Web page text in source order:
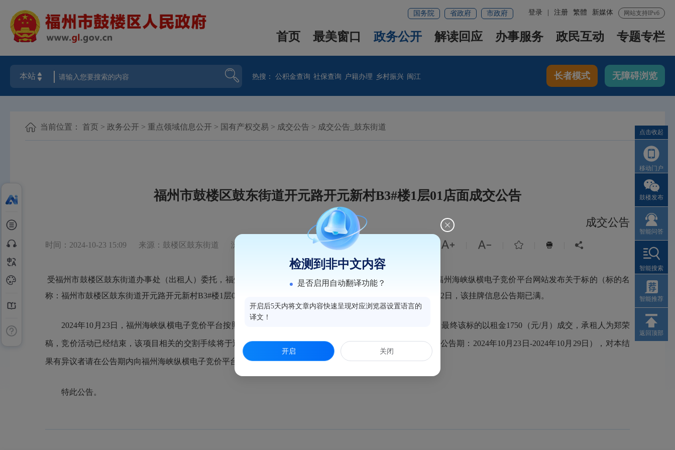
网站支持IPv6
新媒体
繁體
登录 注册
国务院 省政府 市政府
首页 最美窗口 政务公开 解读回应 办事服务 政民互动 专题专栏
热搜：公积金查询 社保查询 户籍办理 乡村振兴 闽江 长者模式 无障碍浏览
当前位置： 首页 > 政务公开 > 重点领域信息公开 > 国有产权交易 > 成交公告 > 成交公告_鼓东街道
福州市鼓楼区鼓东街道开元路开元新村B3#楼1层01店面成交公告
成交公告
时间：2024-10-23 15:09 来源：鼓楼区鼓东街道 浏览量：321     
受福州市鼓楼区鼓东街道办事处（出租人）委托，福州海峡纵横电子竞价平台运营中心已分别在福州新闻网和福州海峡纵横电子竞价平台网站发布关于标的（标的名
称：福州市鼓楼区鼓东街道开元路开元新村B3#楼1层01店面，项目编号：240628905）招租公告。至2024年10月22日，该挂牌信息公告期已满。
2024年10月23日，福州海峡纵横电子竞价平台按照《国有资产公开招租办理规程（试行）》组织电子竞价。最终该标的以租金1750（元/月）成交，承租人为郑荣
稿，竞价活动已经结束，该项目相关的交割手续将于近期办理。现将本次竞价结果进行公告，公告5个工作日（公告期：2024年10月23日-2024年10月29日），对本结
果有异议者请在公告期内向福州海峡纵横电子竞价平台运营中心署名反映。
特此公告。
点击收起
移动门户
鼓楼发布
智能问答
智能搜索
智能推荐
返回顶部
检测到非中文内容
是否启用自动翻译功能？
开启后5天内将文章内容快速呈现对应浏览器设置语言的
译文！
开启 关闭